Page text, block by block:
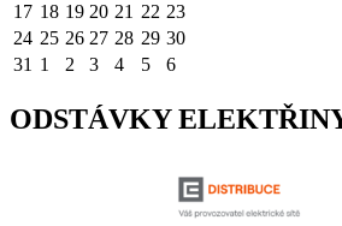
17 18 19 20 21 22 23
24 25 26 27 28 29 30
31 1 2 3 4 5 6
ODSTÁVKY